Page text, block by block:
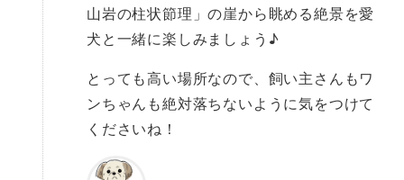
山岩の柱状節理」の崖から眺める絶景を愛
犬と一緒に楽しみましょう♪
とっても高い場所なので、飼い主さんもワ
ンちゃんも絶対落ちないように気をつけて
くださいね！